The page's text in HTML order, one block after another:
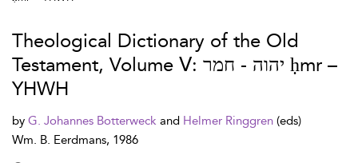
Theological Dictionary of the Old
Testament, Volume Ⅴ: יהוה - חמר ḥmr –
YHWH
by G. Johannes Botterweck and Helmer Ringgren (eds)
Wm. B. Eerdmans, 1986